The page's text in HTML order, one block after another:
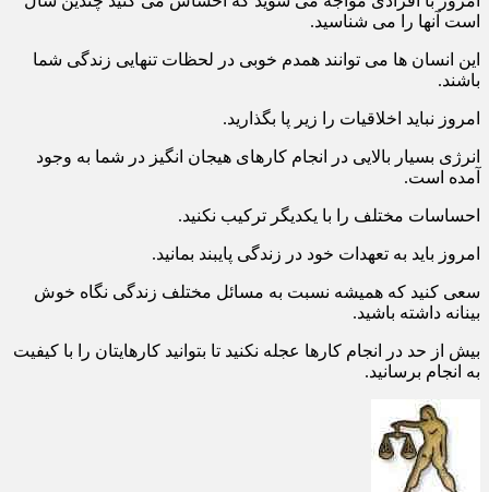
است آنها را می شناسید.
این انسان ها می توانند همدم خوبی در لحظات تنهایی زندگی شما
باشند.
امروز نباید اخلاقیات را زیر پا بگذارید.
انرژی بسیار بالایی در انجام کارهای هیجان انگیز در شما به وجود
آمده است.
احساسات مختلف را با یکدیگر ترکیب نکنید.
امروز باید به تعهدات خود در زندگی پایبند بمانید.
سعی کنید که همیشه نسبت به مسائل مختلف زندگی نگاه خوش
بینانه داشته باشید.
بیش از حد در انجام کارها عجله نکنید تا بتوانید کارهایتان را با کیفیت
به انجام برسانید.